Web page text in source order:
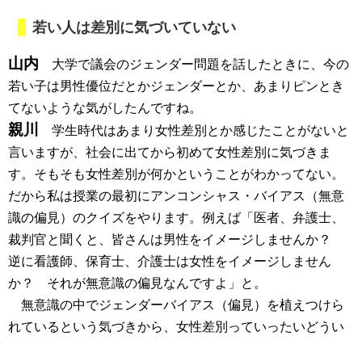
若い人は差別に気づいていない
山内 大学で議会のジェンダー問題を話したときに、今の
若い子は男性優位だとかジェンダーとか、あまりピンとき
てないような気がしたんですね。
親川
学生時代はあまり女性差別とか感じたことがないと
言いますが、社会に出てから初めて女性差別に気づきま
す。そもそも女性差別が何かということがわかってない。
だから私は授業の最初にアンコンシャス・バイアス（無意
識の偏見）のクイズをやります。例えば「医者、弁護士、
裁判官と聞くと、皆さんは男性をイメージしませんか？
逆に看護師、保育士、介護士は女性をイメージしません
か？ それが無意識の偏見なんですよ」と。
無意識の中でジェンダーバイアス（偏見）を植えつけら
れているという気づきから、女性差別っていったいどうい